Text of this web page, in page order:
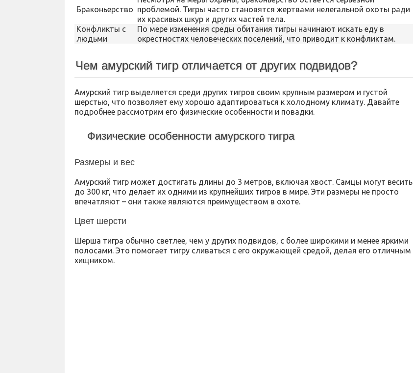
Браконьерство проблемой. Тигры часто становятся жертвами нелегальной охоты ради
их красивых шкур и других частей тела.
Конфликты с
людьми
По мере изменения среды обитания тигры начинают искать еду в
окрестностях человеческих поселений, что приводит к конфликтам.
Чем амурский тигр отличается от других подвидов?
Амурский тигр выделяется среди других тигров своим крупным размером и густой
шерстью, что позволяет ему хорошо адаптироваться к холодному климату. Давайте
подробнее рассмотрим его физические особенности и повадки.
Физические особенности амурского тигра
Размеры и вес
Амурский тигр может достигать длины до 3 метров, включая хвост. Самцы могут весить
до 300 кг, что делает их одними из крупнейших тигров в мире. Эти размеры не просто
впечатляют – они также являются преимуществом в охоте.
Цвет шерсти
Шерша тигра обычно светлее, чем у других подвидов, с более широкими и менее яркими
полосами. Это помогает тигру сливаться с его окружающей средой, делая его отличным
хищником.